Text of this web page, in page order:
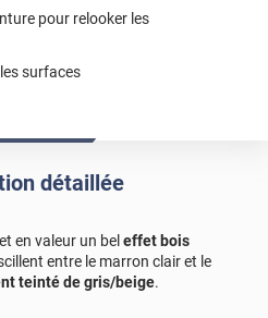
pour relooker les
surfaces
détaillée
en valeur un bel effet bois
entre le marron clair et le
teinté de gris/beige.